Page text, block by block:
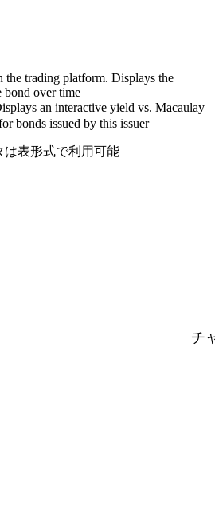
the trading platform. Displays the
bond over time
an interactive yield vs. Macaulay
bonds issued by this issuer
は表形式で利用可能